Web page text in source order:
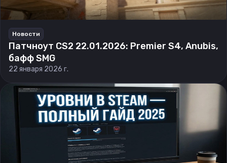
Новости
Патчноут CS2 22.01.2026: Premier S4, Anubis,
бафф SMG
22 января 2026 г.